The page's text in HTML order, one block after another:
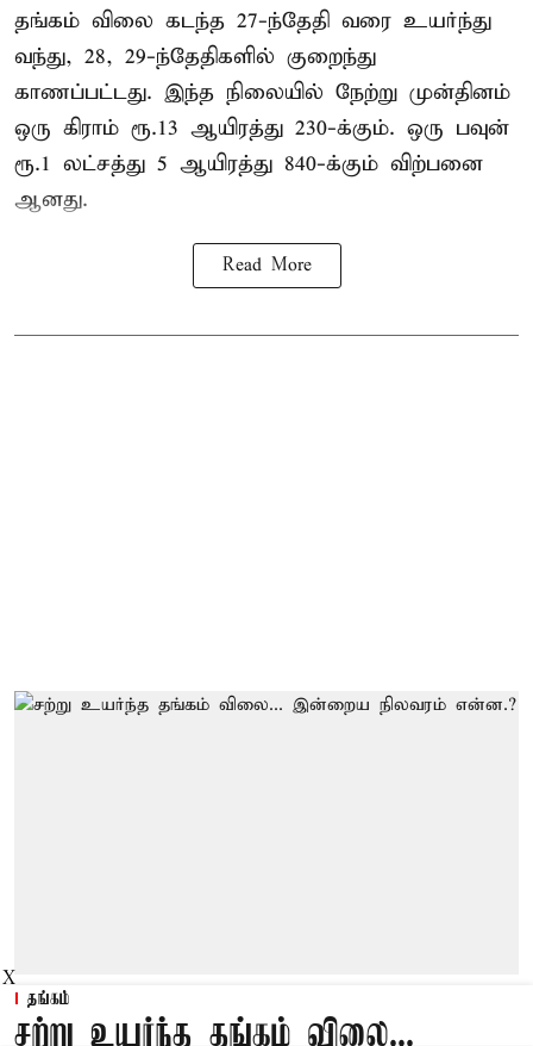
தங்கம் விலை கடந்த 27-ந்தேதி வரை உயர்ந்து
வந்து, 28, 29-ந்தேதிகளில் குறைந்து
காணப்பட்டது. இந்த நிலையில் நேற்று முன்தினம்
ஒரு கிராம் ரூ.13 ஆயிரத்து 230-க்கும். ஒரு பவுன்
ரூ.1 லட்சத்து 5 ஆயிரத்து 840-க்கும் விற்பனை
ஆனது.
Read More
தங்கம்
சற்று உயர்ந்த தங்கம் விலை...
X